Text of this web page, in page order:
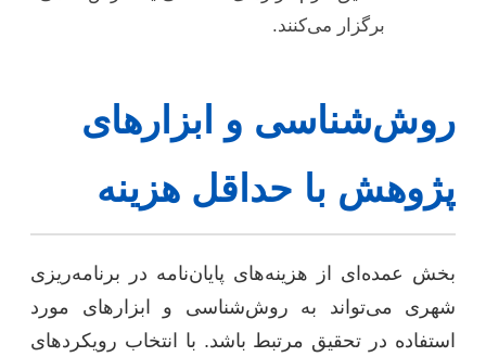
برگزار می‌کنند.
روش‌شناسی و ابزارهای
پژوهش با حداقل هزینه
بخش عمده‌ای از هزینه‌های پایان‌نامه در برنامه‌ریزی
شهری می‌تواند به روش‌شناسی و ابزارهای مورد
استفاده در تحقیق مرتبط باشد. با انتخاب رویکردهای